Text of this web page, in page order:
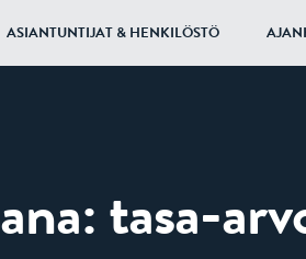
ASIANTUNTIJAT & HENKILÖSTÖ
tasa-